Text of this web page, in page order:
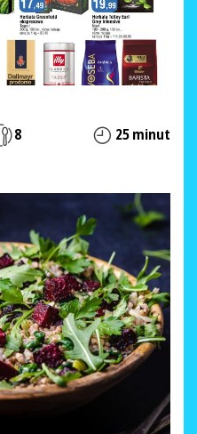
8 25 minut